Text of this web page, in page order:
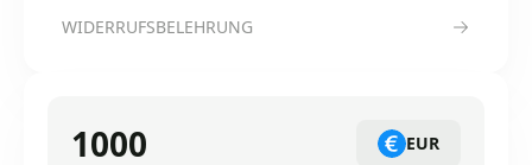
WIDERRUFSBELEHRUNG
EUR